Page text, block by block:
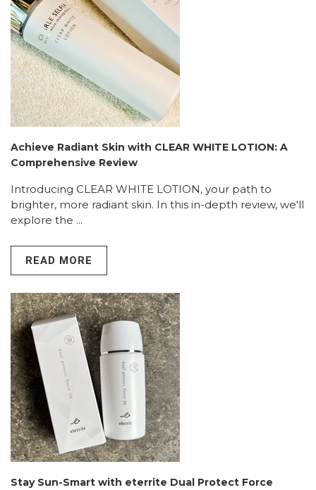
Achieve Radiant Skin with CLEAR WHITE LOTION: A
Comprehensive Review
Introducing CLEAR WHITE LOTION, your path to
brighter, more radiant skin. In this in-depth review, we'll
explore the ...
READ MORE
Stay Sun-Smart with eterrite Dual Protect Force